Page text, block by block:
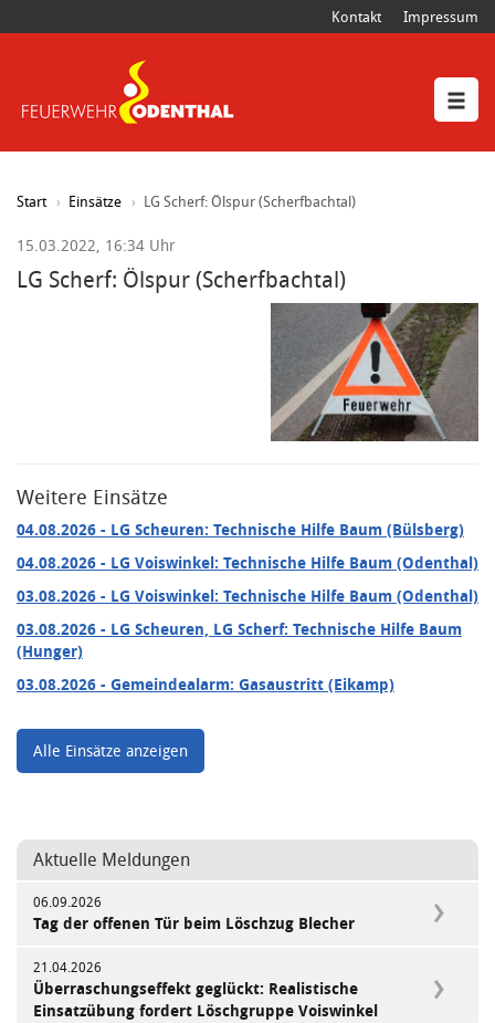
Kontakt Impressum
Start Einsätze LG Scherf: Ölspur (Scherfbachtal)
15.03.2022, 16:34 Uhr
LG Scherf: Ölspur (Scherfbachtal)
Weitere Einsätze
04.08.2026 - LG Scheuren: Technische Hilfe Baum (Bülsberg)
04.08.2026 - LG Voiswinkel: Technische Hilfe Baum (Odenthal)
03.08.2026 - LG Voiswinkel: Technische Hilfe Baum (Odenthal)
03.08.2026 - LG Scheuren, LG Scherf: Technische Hilfe Baum
(Hunger)
03.08.2026 - Gemeindealarm: Gasaustritt (Eikamp)
Alle Einsätze anzeigen
Aktuelle Meldungen
06.09.2026
Tag der offenen Tür beim Löschzug Blecher
21.04.2026
Überraschungseffekt geglückt: Realistische
Einsatzübung fordert Löschgruppe Voiswinkel